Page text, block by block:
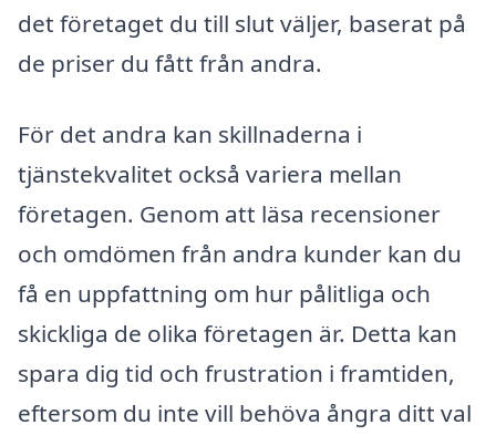
det företaget du till slut väljer, baserat på
de priser du fått från andra.
För det andra kan skillnaderna i
tjänstekvalitet också variera mellan
företagen. Genom att läsa recensioner
och omdömen från andra kunder kan du
få en uppfattning om hur pålitliga och
skickliga de olika företagen är. Detta kan
spara dig tid och frustration i framtiden,
eftersom du inte vill behöva ångra ditt val